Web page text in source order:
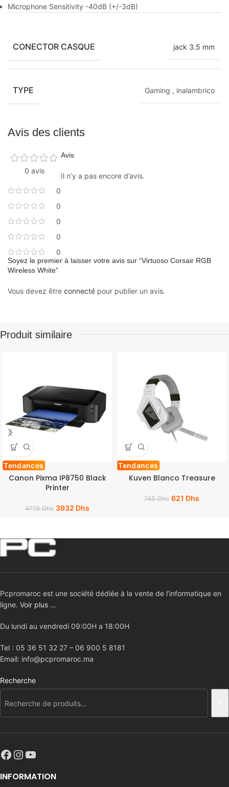
Microphone Sensitivity -40dB (+/-3dB)
CONECTOR CASQUE jack 3.5 mm
TYPE Gaming , inalambrico
Avis des clients
0 avis
0
0
0
0
0
Avis
Il n’y a pas encore d’avis.
Soyez le premier à laisser votre avis sur “Virtuoso Corsair RGB
Wireless White”
Vous devez être connecté pour publier un avis.
Produit similaire
Tendances
Canon Pixma IP8750 Black
Printer
4718Dhs 3932 Dhs
Tendances
Kuven Blanco Treasure
745Dhs 621 Dhs
Pcpromaroc est une société dédiée à la vente de l’informatique en
ligne. Voir plus …
Du lundi au vendredi 09:00H a 18:00H
Tel : 05 36 51 32 27 – 06 900 5 8181
Email: info@pcpromaroc.ma
Recherche
INFORMATION